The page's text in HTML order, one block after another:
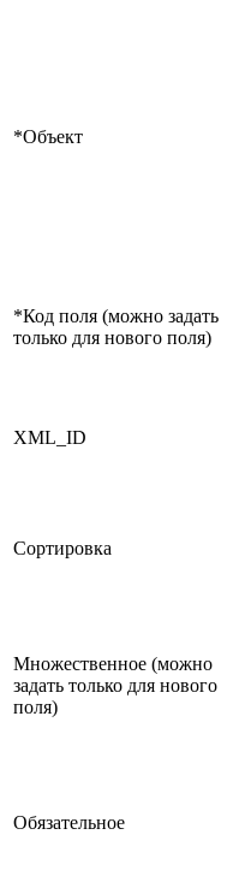
*Объект
*Код поля (можно задать
только для нового поля)
XML_ID
Сортировка
Множественное (можно
задать только для нового
поля)
Обязательное